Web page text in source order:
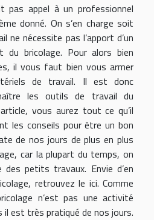
appel à un professionnel
donné. On s’en charge soit
ne nécessite pas l’apport d’un
du bricolage. Pour alors bien
il vous faut bien vous armer
de travail. Il est donc
les outils de travail du
vous aurez tout ce qu’il
les conseils pour être un bon
de nos jours de plus en plus
car la plupart du temps, on
des petits travaux. Envie d’en
retrouvez le ici. Comme
n’est pas une activité
il est très pratiqué de nos jours.